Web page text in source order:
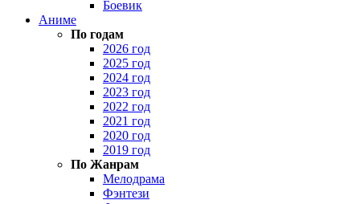
Боевик
Аниме
По годам
2026 год
2025 год
2024 год
2023 год
2022 год
2021 год
2020 год
2019 год
По Жанрам
Мелодрама
Фэнтези